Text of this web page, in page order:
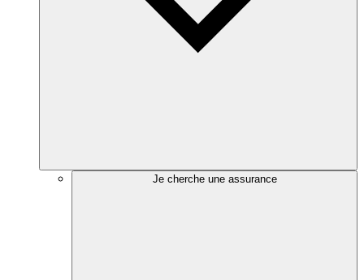
Je cherche une assurance